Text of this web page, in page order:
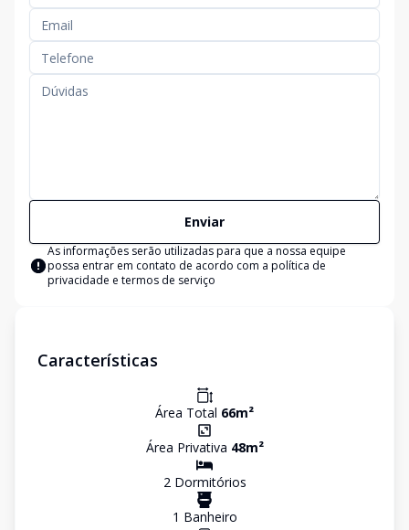
Enviar
As informações serão utilizadas para que a nossa equipe
possa entrar em contato de acordo com a política de
privacidade e termos de serviço
Características
Área Total 66m²
Área Privativa 48m²
2Dormitórios
1 Banheiro